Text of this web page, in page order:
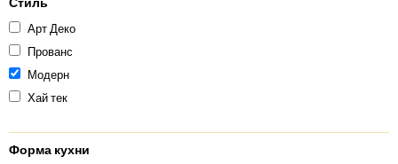
Арт Деко
Прованс
Модерн
Хай тек
Форма кухни